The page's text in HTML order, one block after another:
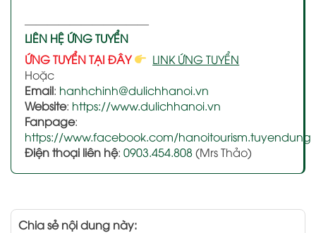
———————————
LIÊN HỆ ỨNG TUYỂN
ỨNG TUYỂN TẠI ĐÂY
LINK ỨNG TUYỂN
Hoặc
Email: hanhchinh@dulichhanoi.vn
Website: https://www.dulichhanoi.vn
Fanpage:
https://www.facebook.com/hanoitourism.tuyendung
Điện thoại liên hệ: 0903.454.808(Mrs Thảo)
Chia sẻ nội dung này: